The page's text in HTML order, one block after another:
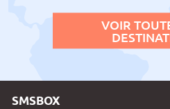
VOIR
SMSBOX